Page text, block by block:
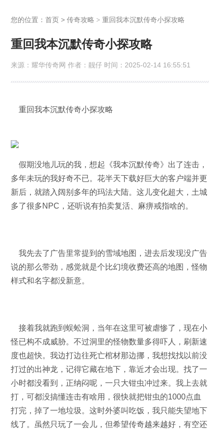
您的位置：首页 >传奇攻略 >重回我本沉默传奇小探攻略
重回我本沉默传奇小探攻略
来源：耀华传奇网 作者：靓仔 时间：2025-02-14 16:55:51
重回我本沉默传奇小探攻略
假期没地儿玩的我，想起《我本沉默传奇》出了连击，
多年未玩的我好奇不已。花半天下载好巨大的客户端并更
新后，就踏入阔别多年的玛法大陆。这儿变化超大，土城
多了很多NPC，还听说有拍卖复活、麻痹戒指啥的。
我先去了广告里常提到的雪域地图，进去后发现没广告
说的那么带劲，感觉就是个比幻境收费还高的地图，怪物
样式和名字都没新意。
接着我就跑到蜈蚣洞，当年在这里可被虐惨了，现在小
怪已构不成威胁。不过洞里的怪物数量多得吓人，刷新速
度也超快。我边打边往死亡棺材那边挪，我想找找以前没
打过的出神龙，记得它藏在地下，靠近才会出现。找了一
小时都没看到，正纳闷呢，一只大钳虫冲过来。我上去就
打，可都没搞懂连击有啥用，很快就把钳虫的1000点血
打完，掉了一地垃圾。这时外婆叫吃饭，我只能失望地下
线了。虽然只玩了一会儿，但希望传奇越来越好，有空还